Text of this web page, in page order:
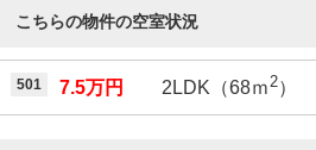
こちらの物件の空室状況
501 7.5万円 2LDK（68ｍ2）